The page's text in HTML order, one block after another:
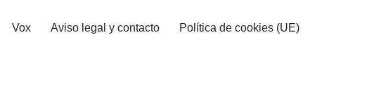
Vox Aviso legal y contacto Política de cookies (UE)